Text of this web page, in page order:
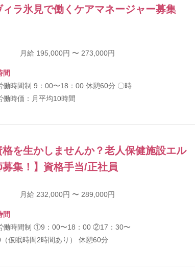
ラ氷見で働くケアマネージャー募集
月給 195,000円 〜 273,000円
間
働時間制 9：00〜18：00 休憩60分 〇時
働時価：月平均10時間
格を生かしませんか？老人保健施設エル
集！】資格手当/正社員
月給 232,000円 〜 289,000円
間
働時間制 ①9：00〜18：00 ②17：30〜
仮眠時間2時間あり） 休憩60分